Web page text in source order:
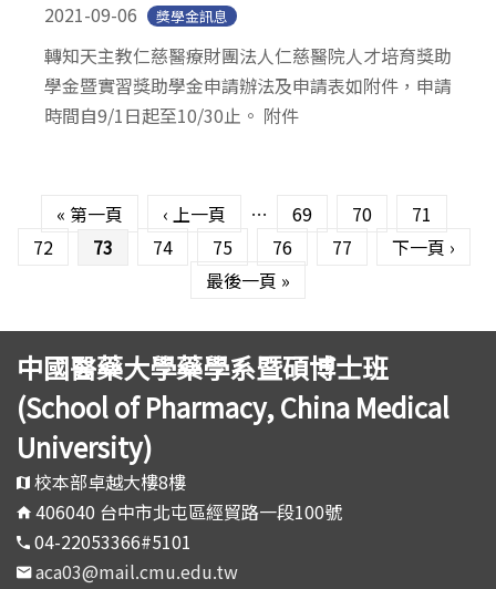
2021-09-06 獎學金訊息
轉知天主教仁慈醫療財團法人仁慈醫院人才培育獎助
學金暨實習獎助學金申請辦法及申請表如附件，申請
時間自9/1日起至10/30止。 附件
« 第一頁 ‹ 上一頁 … 69 70
71
72
73 74 75 76 77
下一頁 ›
最後一頁 »
中國醫藥大學藥學系暨碩博士班
(School of Pharmacy, China Medical
University)
校本部卓越大樓8樓
406040 台中市北屯區經貿路一段100號
04-22053366#5101
aca03@mail.cmu.edu.tw